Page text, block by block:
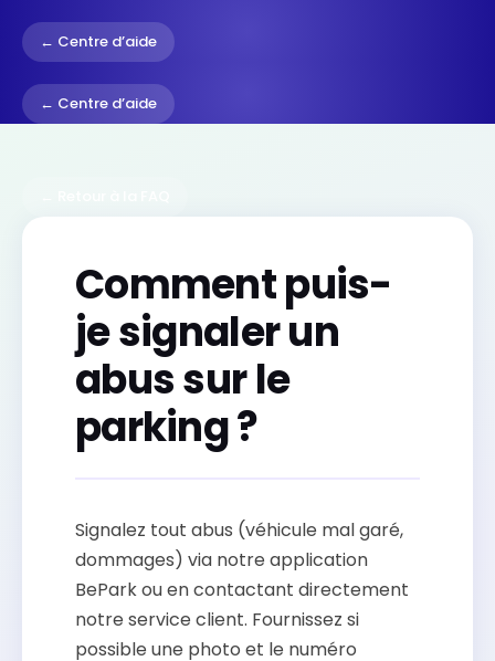
← Centre d’aide
← Centre d’aide
Comment puis-
je signaler un
abus sur le
parking ?
Signalez tout abus (véhicule mal garé,
dommages) via notre application
BePark ou en contactant directement
notre service client. Fournissez si
possible une photo et le numéro